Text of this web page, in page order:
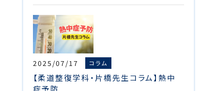
2025/07/17 コラム
【柔道整復学科・片橋先生コラム】熱中